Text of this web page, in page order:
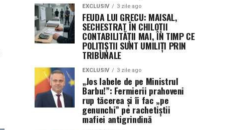
EXCLUSIV 3 zile ago
FEUDA LUI GRECU: MAISAL,
SECHESTRAT ÎN CHILOȚII
CONTABILITĂȚII MAI, ÎN TIMP CE
POLIȚIȘTII SUNT UMILIȚI PRIN
TRIBUNALE
EXCLUSIV 3 zile ago
„Jos labele de pe Ministrul
Barbu!”: Fermierii prahoveni
rup tăcerea și îi fac „pe
genunchi” pe rachetiștii
mafiei antigrindină